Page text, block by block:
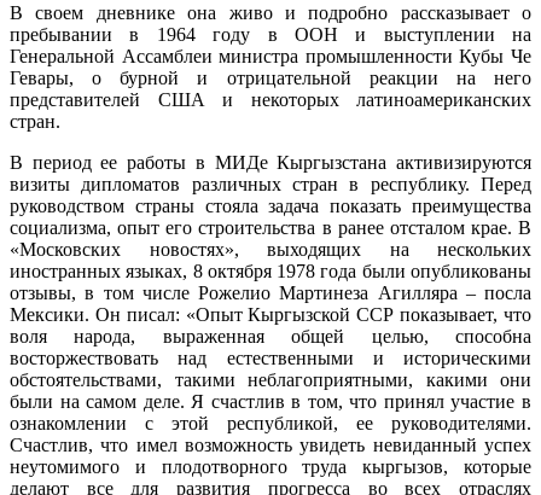
В своем дневнике она живо и подробно рассказывает о
пребывании в 1964 году в ООН и выступлении на
Генеральной Ассамблеи министра промышленности Кубы Че
Гевары, о бурной и отрицательной реакции на него
представителей США и некоторых латиноамериканских
стран.
В период ее работы в МИДе Кыргызстана активизируются
визиты дипломатов различных стран в республику. Перед
руководством страны стояла задача показать преимущества
социализма, опыт его строительства в ранее отсталом крае. В
«Московских новостях», выходящих на нескольких
иностранных языках, 8 октября 1978 года были опубликованы
отзывы, в том числе Рожелио Мартинеза Агилляра – посла
Мексики. Он писал: «Опыт Кыргызской ССР показывает, что
воля народа, выраженная общей целью, способна
восторжествовать над естественными и историческими
обстоятельствами, такими неблагоприятными, какими они
были на самом деле. Я счастлив в том, что принял участие в
ознакомлении с этой республикой, ее руководителями.
Счастлив, что имел возможность увидеть невиданный успех
неутомимого и плодотворного труда кыргызов, которые
делают все для развития прогресса во всех отраслях